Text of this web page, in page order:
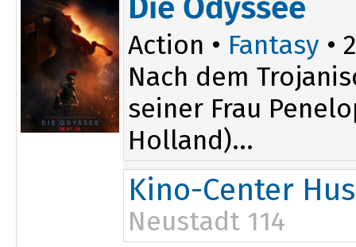
Action • Fantasy •
Nach dem
seiner Frau
Holland)...
Kino-Center
Neustadt 114